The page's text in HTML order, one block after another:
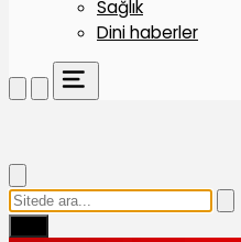
Sağlık
Dini haberler